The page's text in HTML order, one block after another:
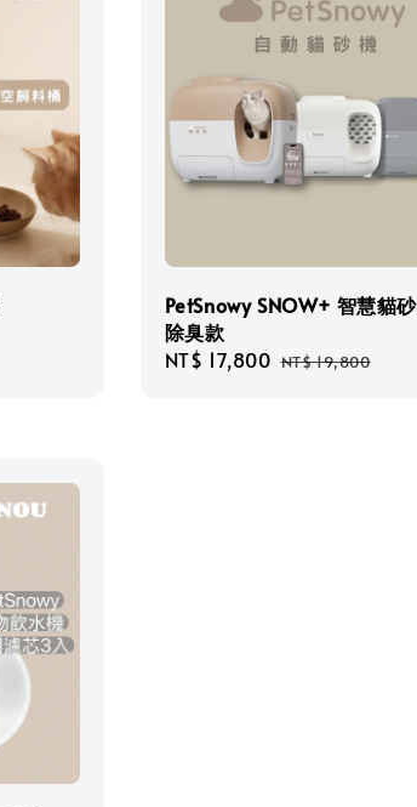
PetSnowy SNOW+ 智慧貓
除臭款
Sale
NT$ 17,800 Regular
NT$ 19,800